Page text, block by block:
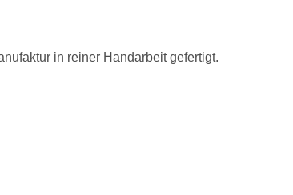
in reiner Handarbeit gefertigt.